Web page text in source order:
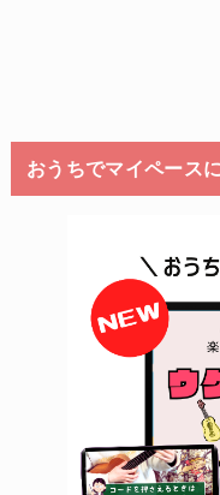
おうちでマイペース